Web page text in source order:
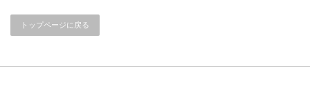
ん
で
トップページに戻る